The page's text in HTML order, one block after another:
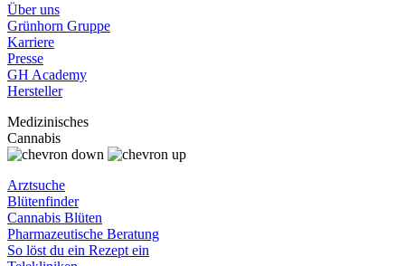
Über uns
Grünhorn Gruppe
Karriere
Presse
GH Academy
Hersteller
Medizinisches
Cannabis
Arztsuche
Blütenfinder
Cannabis Blüten
Pharmazeutische Beratung
So löst du ein Rezept ein